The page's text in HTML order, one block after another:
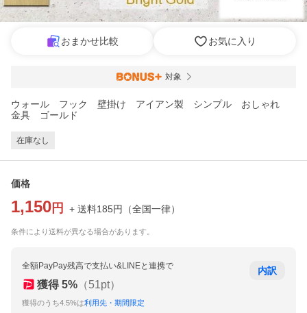
おまかせ比較 お気に入り
対象
ウォール フック 壁掛け アイアン製 シンプル おしゃれ
金具 ゴールド
在庫なし
価格
1,150 円 + 送料185円 （全国一律）
条件により送料が異なる場合があります。
全額PayPay残高で支払い&LINEと連携で
獲得 5% （51pt）
獲得のうち4.5%は利用先・期間限定
内訳